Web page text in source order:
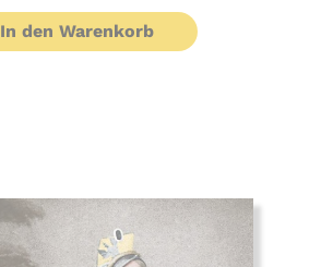
In den Warenkorb